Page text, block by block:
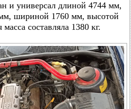
и универсал длиной 4744 мм,
шириной 1760 мм, высотой
составляла 1380 кг.